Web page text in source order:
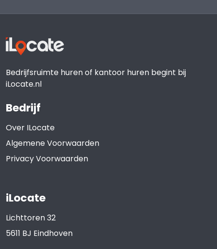
Bedrijfsruimte huren of kantoor huren begint bij
iLocate.nl
Bedrijf
Over ILocate
Algemene Voorwaarden
Privacy Voorwaarden
iLocate
Lichttoren 32
5611 BJ Eindhoven